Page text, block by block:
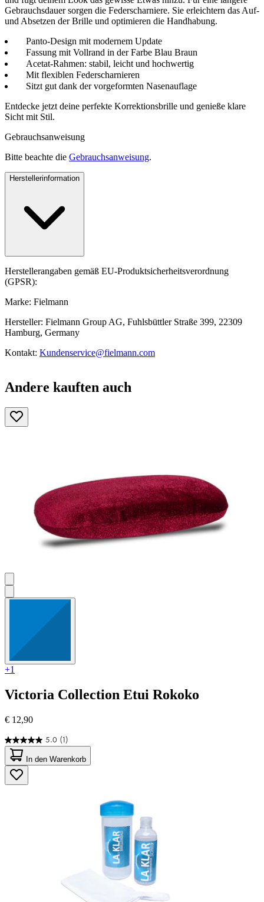
Gebrauchsdauer sorgen die Federscharniere. Sie erleichtern das Auf-
und Absetzen der Brille und optimieren die Handhabung.
Panto-Design mit modernem Update
Fassung mit Vollrand in der Farbe Blau Braun
Acetat-Rahmen: stabil, leicht und hochwertig
Mit flexiblen Federscharnieren
Sitzt gut dank der vorgeformten Nasenauflage
Entdecke jetzt deine perfekte Korrektionsbrille und genieße klare
Sicht mit Stil.
Gebrauchsanweisung
Bitte beachte die Gebrauchsanweisung.
Herstellerinformation
Herstellerangaben gemäß EU-Produktsicherheitsverordnung
(GPSR):
Marke: Fielmann
Hersteller: Fielmann Group AG, Fuhlsbüttler Straße 399, 22309
Hamburg, Germany
Kontakt: Kundenservice@fielmann.com
Andere kauften auch
+1
Victoria Collection Etui Rokoko
€ 12,90
5.0 (1)
5.0
von
5
Sternen.
1
In den Warenkorb